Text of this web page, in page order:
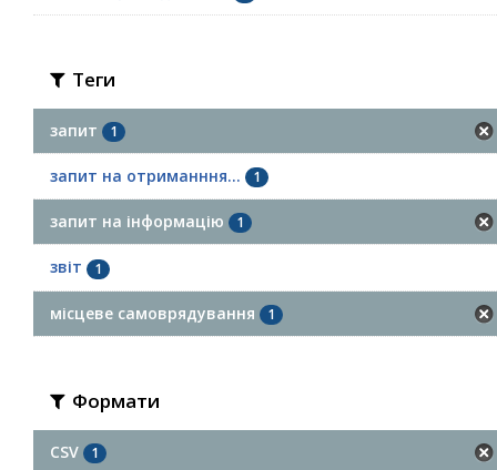
Теги
запит 1
запит на отриманння... 1
запит на інформацію 1
звіт 1
місцеве самоврядування 1
Формати
CSV 1